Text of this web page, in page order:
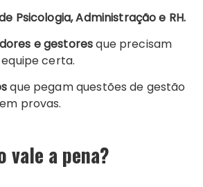
Psicologia, Administração e RH.
e gestoresque precisam
certa.
que pegam questões de gestão
provas.
vale a pena?